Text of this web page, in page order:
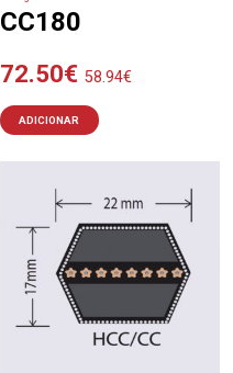
CC180
72.50€ 58.94€
ADICIONAR